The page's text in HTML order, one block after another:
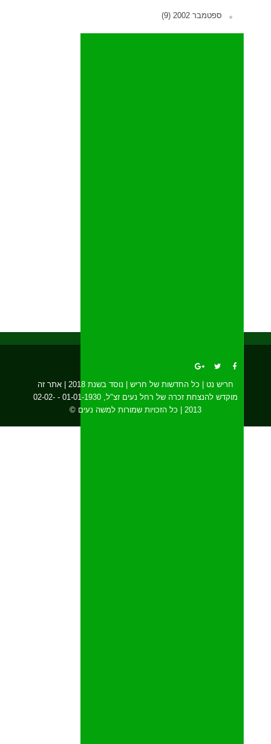
חריש נט | כל החדשות של חריש | נוסד בשנת 2018 | אתר זה
מוקדש להנצחת זכרה של רחל נעים זצ"ל, 01-01-1930 - 02-02-